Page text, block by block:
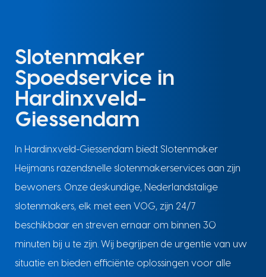
Slotenmaker
Spoedservice in
Hardinxveld-
Giessendam
In Hardinxveld-Giessendam biedt Slotenmaker
Heijmans razendsnelle slotenmakerservices aan zijn
bewoners. Onze deskundige, Nederlandstalige
slotenmakers, elk met een VOG, zijn 24/7
beschikbaar en streven ernaar om binnen 30
minuten bij u te zijn. Wij begrijpen de urgentie van uw
situatie en bieden efficiënte oplossingen voor alle